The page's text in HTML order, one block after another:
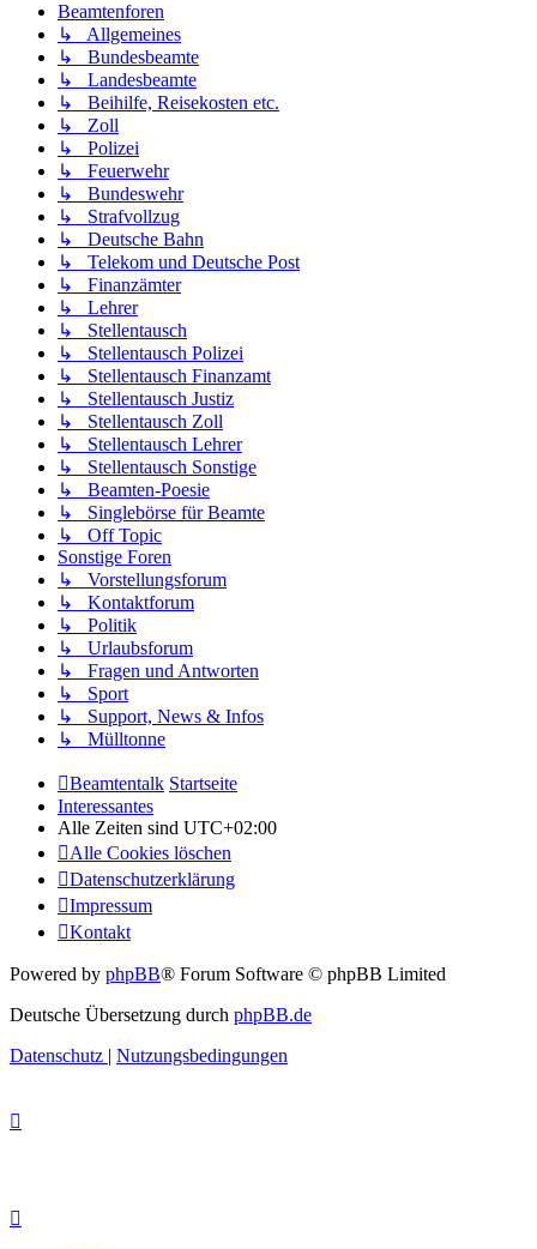
Beamtenforen
↳ Allgemeines
↳ Bundesbeamte
↳ Landesbeamte
↳ Beihilfe, Reisekosten etc.
↳ Zoll
↳ Polizei
↳ Feuerwehr
↳ Bundeswehr
↳ Strafvollzug
↳ Deutsche Bahn
↳ Telekom und Deutsche Post
↳ Finanzämter
↳ Lehrer
↳ Stellentausch
↳ Stellentausch Polizei
↳ Stellentausch Finanzamt
↳ Stellentausch Justiz
↳ Stellentausch Zoll
↳ Stellentausch Lehrer
↳ Stellentausch Sonstige
↳ Beamten-Poesie
↳ Singlebörse für Beamte
↳ Off Topic
Sonstige Foren
↳ Vorstellungsforum
↳ Kontaktforum
↳ Politik
↳ Urlaubsforum
↳ Fragen und Antworten
↳ Sport
↳ Support, News & Infos
↳ Mülltonne
Beamtentalk Startseite
Interessantes
Alle Zeiten sind UTC+02:00
Alle Cookies löschen
Datenschutzerklärung
Impressum
Kontakt
Powered by phpBB® Forum Software © phpBB Limited
Deutsche Übersetzung durch phpBB.de
Datenschutz | Nutzungsbedingungen